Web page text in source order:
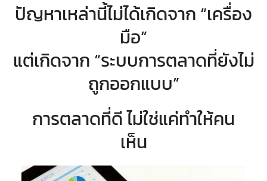
ปัญหาเหล่านี้ไม่ได้เกิดจาก “เครื่อง
มือ”
แต่เกิดจาก “ระบบการตลาดที่ยังไม่
ถูกออกแบบ”
การตลาดที่ดี ไม่ใช่แค่ทำให้คน
เห็น